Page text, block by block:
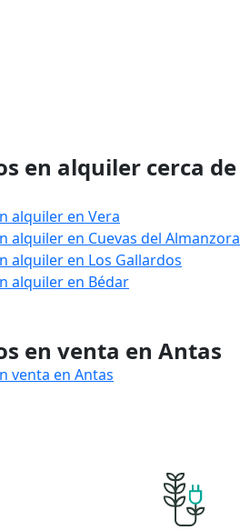
en alquiler cerca de
alquiler en Vera
alquiler en Cuevas del Almanzora
alquiler en Los Gallardos
alquiler en Bédar
en venta en Antas
venta en Antas